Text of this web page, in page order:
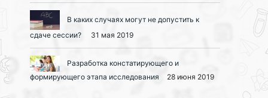
В каких случаях могут не допустить к
сдаче сессии?
31 мая 2019
Разработка констатирующего и
формирующего этапа исследования
28 июня 2019